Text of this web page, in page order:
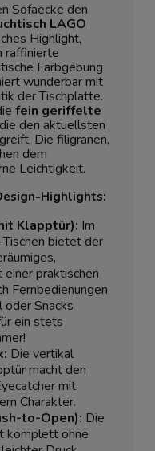
Sofaecke den
LAGO
Highlight,
raffinierte
Farbgebung
wunderbar mit
der Tischplatte.
fein geriffelte
den aktuellsten
Die filigranen,
dem
Leichtigkeit.
Highlights:
Klapptür): Im
bietet der
praktischen
Fernbedienungen,
Snacks
ein stets
Die vertikal
macht den
mit
Charakter.
to-Open): Die
komplett ohne